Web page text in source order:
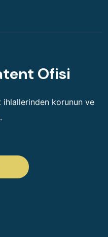
Ofisi
ihlallerinden korunun ve